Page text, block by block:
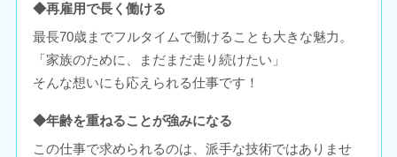
◆再雇用で長く働ける
最長70歳までフルタイムで働けることも大きな魅力。
「家族のために、まだまだ走り続けたい」
そんな想いにも応えられる仕事です！
◆年齢を重ねることが強みになる
この仕事で求められるのは、派手な技術ではありませ